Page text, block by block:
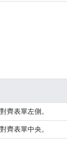
齊表單左側。
齊表單中央。